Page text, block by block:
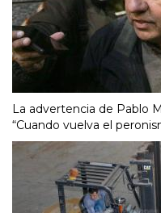
La advertencia de Pablo
“Cuando vuelva el